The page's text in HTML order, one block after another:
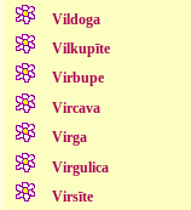
Vildoga
Vilkupīte
Virbupe
Vircava
Virga
Virgulica
Virsīte